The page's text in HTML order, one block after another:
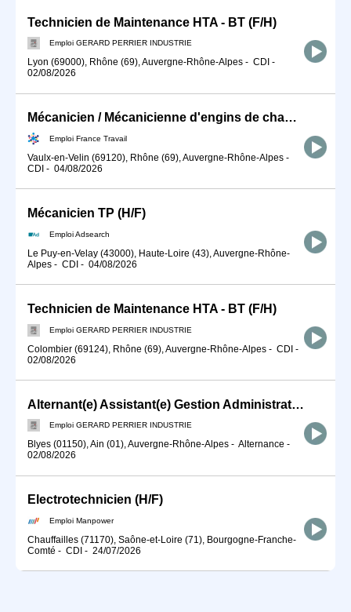
Technicien de Maintenance HTA - BT (F/H)
Emploi GERARD PERRIER INDUSTRIE
Lyon (69000), Rhône (69), Auvergne-Rhône-Alpes - CDI -
02/08/2026
Mécanicien / Mécanicienne d'engins de chantier et de travaux publ (H/F)
Emploi France Travail
Vaulx-en-Velin (69120), Rhône (69), Auvergne-Rhône-Alpes -
CDI - 04/08/2026
Mécanicien TP (H/F)
Emploi Adsearch
Le Puy-en-Velay (43000), Haute-Loire (43), Auvergne-Rhône-
Alpes - CDI - 04/08/2026
Technicien de Maintenance HTA - BT (F/H)
Emploi GERARD PERRIER INDUSTRIE
Colombier (69124), Rhône (69), Auvergne-Rhône-Alpes - CDI -
02/08/2026
Alternant(e) Assistant(e) Gestion Administrative (F/H)
Emploi GERARD PERRIER INDUSTRIE
Blyes (01150), Ain (01), Auvergne-Rhône-Alpes - Alternance -
02/08/2026
Electrotechnicien (H/F)
Emploi Manpower
Chauffailles (71170), Saône-et-Loire (71), Bourgogne-Franche-
Comté - CDI - 24/07/2026